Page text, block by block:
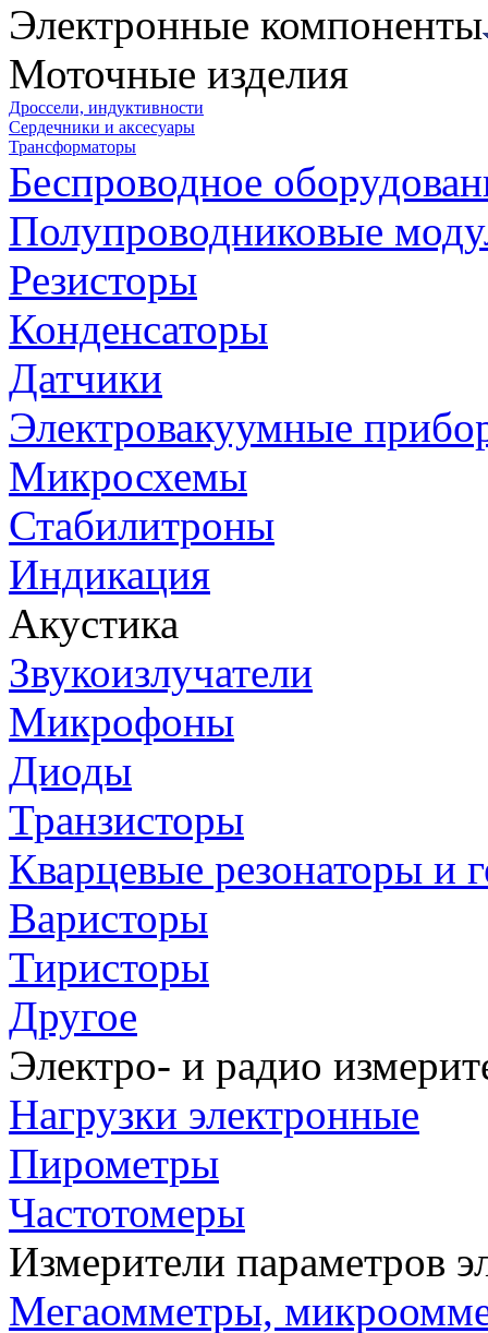
Электронные компоненты
Моточные изделия
Дроссели, индуктивности
Сердечники и аксесуары
Трансформаторы
Беспроводное
Полупроводниковые
Резисторы
Конденсаторы
Датчики
Электровакуумные
Микросхемы
Стабилитроны
Индикация
Акустика
Звукоизлучатели
Микрофоны
Диоды
Транзисторы
Кварцевые резонаторы и
Варисторы
Тиристоры
Другое
Электро- и радио
Нагрузки электронные
Пирометры
Частотомеры
Измерители параметров
Мегаомметры,